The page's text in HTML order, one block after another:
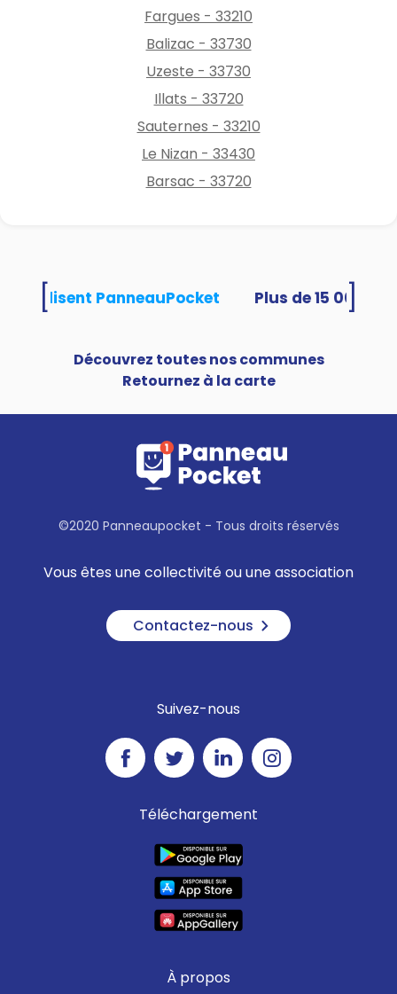
Fargues - 33210
Balizac - 33730
Uzeste - 33730
Illats - 33720
Sauternes - 33210
Le Nizan - 33430
Barsac - 33720
utilisent PanneauPocket
Découvrez toutes nos communes
Retournez à la carte
©2020 Panneaupocket - Tous droits réservés
Vous êtes une collectivité ou une association
Contactez-nous
Suivez-nous
Téléchargement
À propos